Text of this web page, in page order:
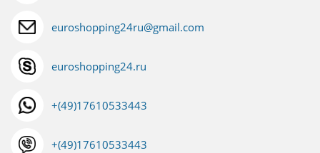
euroshopping24ru@gmail.com
euroshopping24.ru
+(49)17610533443
+(49)17610533443